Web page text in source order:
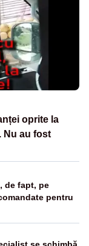
oprite la
Nu au fost
de fapt, pe
pentru